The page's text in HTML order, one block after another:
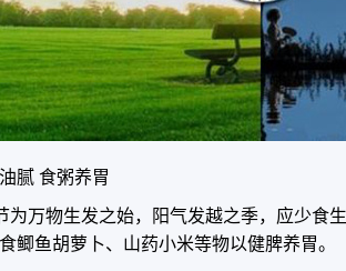
腻 食粥养胃
为万物生发之始，阳气发越之季，应少食
鲫鱼胡萝卜、山药小米等物以健脾养胃。